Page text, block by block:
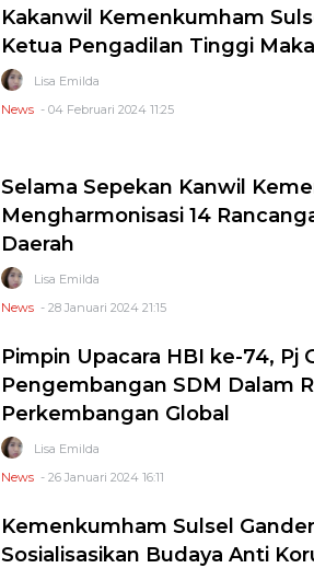
Kakanwil Kemenkumham
Ketua Pengadilan Tinggi
Lisa Emilda
News - 04 Februari 2024 11:25
Selama Sepekan Kanwil
Mengharmonisasi 14
Daerah
Lisa Emilda
News - 28 Januari 2024 21:15
Pimpin Upacara HBI ke-74, Pj
Pengembangan SDM Dalam
Perkembangan Global
Lisa Emilda
News - 26 Januari 2024 16:11
Kemenkumham Sulsel
Sosialisasikan Budaya Anti